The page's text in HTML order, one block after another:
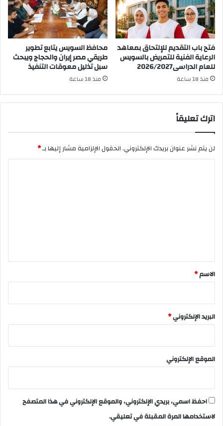
فتح باب التقديم للإلتحاق بمعاهد
الرعاية الفنية للتمريض بالسويس
للعام الدراسى2026/2027
منذ 18 ساعة
محافظ السويس يتابع تطوير
طريقي مصر إيران والحجاج ويبحث
سبل تذليل معوقات التنفيذ
منذ 18 ساعة
اترك تعليقاً
لن يتم نشر عنوان بريدك الإلكتروني.الحقول الإلزامية مشار إليها بـ*
*
الاسم*
البريد الإلكتروني*
الموقع الإلكتروني
احفظ اسمي، بريدي الإلكتروني، والموقع الإلكتروني في هذا المتصفح
لاستخدامها المرة المقبلة في تعليقي.